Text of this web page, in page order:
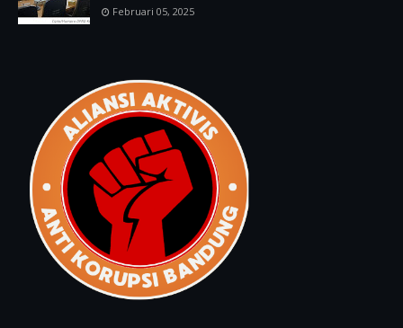
Februari 05, 2025